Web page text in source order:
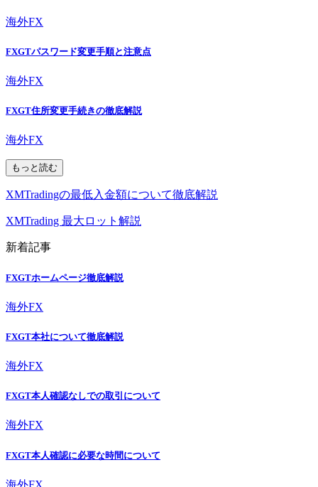
海外FX
FXGTパスワード変更手順と注意点
海外FX
FXGT住所変更手続きの徹底解説
海外FX
もっと読む
XMTradingの最低入金額について徹底解説
XMTrading 最大ロット解説
新着記事
FXGTホームページ徹底解説
海外FX
FXGT本社について徹底解説
海外FX
FXGT本人確認なしでの取引について
海外FX
FXGT本人確認に必要な時間について
海外FX